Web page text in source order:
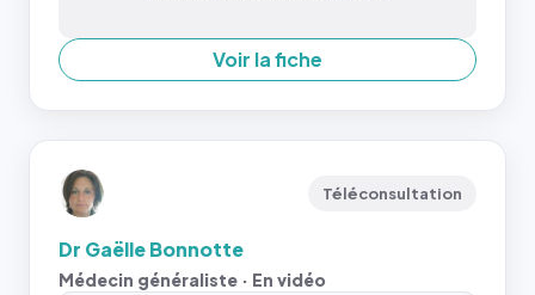
Voir la fiche
Téléconsultation
Dr Gaëlle Bonnotte
Médecin généraliste · En vidéo